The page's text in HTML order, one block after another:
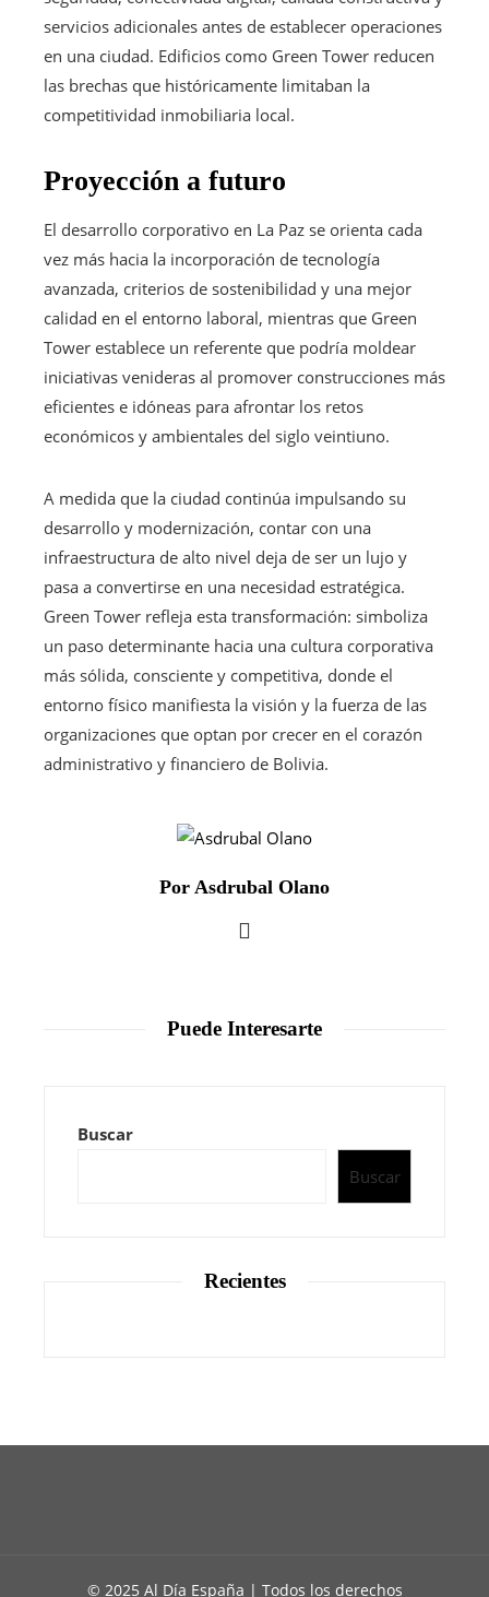
servicios adicionales antes de establecer operaciones
en una ciudad. Edificios como Green Tower reducen
las brechas que históricamente limitaban la
competitividad inmobiliaria local.
Proyección a futuro
El desarrollo corporativo en La Paz se orienta cada
vez más hacia la incorporación de tecnología
avanzada, criterios de sostenibilidad y una mejor
calidad en el entorno laboral, mientras que Green
Tower establece un referente que podría moldear
iniciativas venideras al promover construcciones más
eficientes e idóneas para afrontar los retos
económicos y ambientales del siglo veintiuno.
A medida que la ciudad continúa impulsando su
desarrollo y modernización, contar con una
infraestructura de alto nivel deja de ser un lujo y
pasa a convertirse en una necesidad estratégica.
Green Tower refleja esta transformación: simboliza
un paso determinante hacia una cultura corporativa
más sólida, consciente y competitiva, donde el
entorno físico manifiesta la visión y la fuerza de las
organizaciones que optan por crecer en el corazón
administrativo y financiero de Bolivia.
Por Asdrubal Olano
Puede Interesarte
Buscar
Buscar
Recientes
© 2025 Al Día España | Todos los derechos